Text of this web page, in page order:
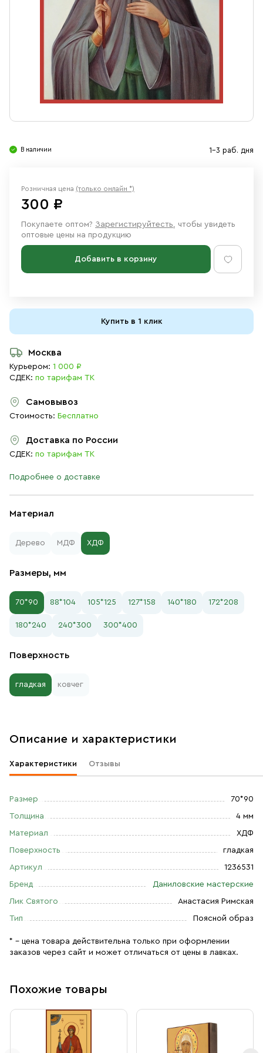
Ювелирные изделия
В наличии 1-3 раб. дня
Материал
Дерево МДФ ХДФ
Размеры, мм
70*90 88*104 105*125 127*158 140*180 172*208
180*240 240*300 300*400
Поверхность
гладкая ковчег
Розничная цена (только онлайн *)
300 ₽
Покупаете оптом? Зарегистируйтесть, чтобы увидеть
оптовые цены на продукцию
Добавить в корзину
Купить в 1 клик
Москва
Курьером: 1 000 ₽
СДЕК: по тарифам ТК
Самовывоз
Стоимость: Бесплатно
Доставка по России
СДЕК: по тарифам ТК
Подробнее о доставке
Описание и характеристики
Характеристики Отзывы
Размер 70*90
Толщина 4 мм
Материал ХДФ
Поверхность гладкая
Артикул 1236531
Бренд Даниловские мастерские
Лик Святого Анастасия Римская
Тип Поясной образ
* – цена товара действительна только при оформлении
заказов через сайт и может отличаться от цены в лавках.
Похожие товары